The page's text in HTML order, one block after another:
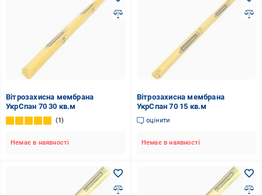
Вітрозахисна мембрана
УкрСпан 70 30 кв.м
1
Немає в наявності
Вітрозахисна мембрана
УкрСпан 70 15 кв.м
оцінити
Немає в наявності